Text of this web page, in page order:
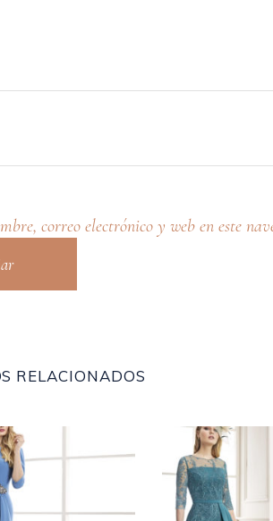
correo electrónico y web en este
RELACIONADOS